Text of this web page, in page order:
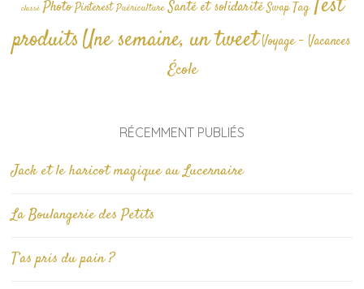
classé Photo Pinterest Puériculture Santé et solidarité Swap Tag
produitsUne semaine, un tweetVoyage - Vacances
École
RÉCEMMENT PUBLIÉS
Jack et le haricot magique au Lucernaire
La Boulangerie des Petits
T’as pris du pain ?